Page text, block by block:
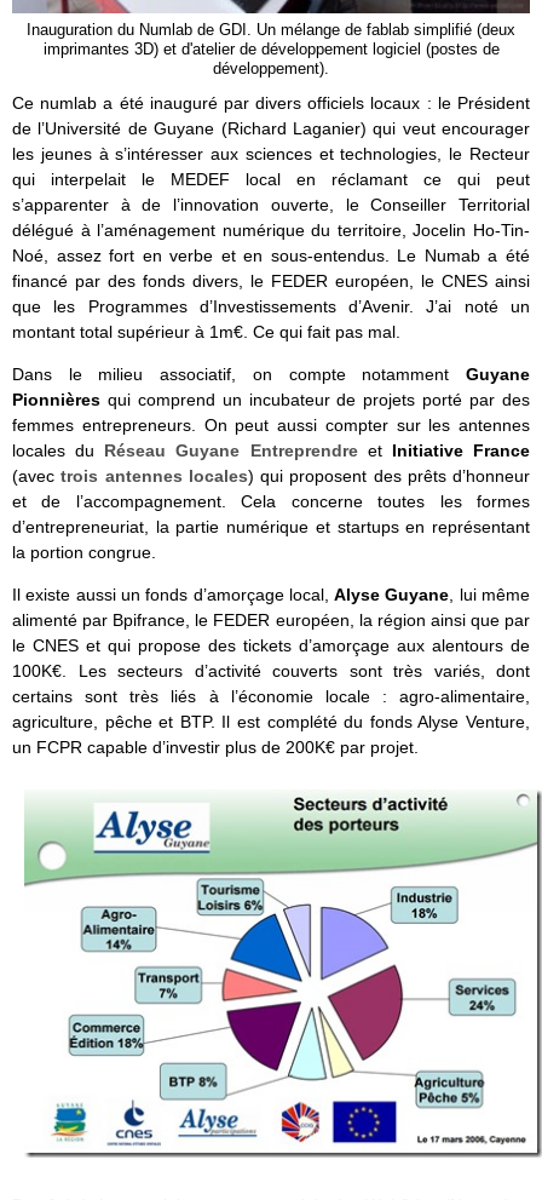
Inauguration du Numlab de GDI. Un mélange de fablab simplifié (deux
imprimantes 3D) et d'atelier de développement logiciel (postes de
développement).
Ce numlab a été inauguré par divers officiels locaux : le Président
de l’Université de Guyane (Richard Laganier) qui veut encourager
les jeunes à s’intéresser aux sciences et technologies, le Recteur
qui interpelait le MEDEF local en réclamant ce qui peut
s’apparenter à de l’innovation ouverte, le Conseiller Territorial
délégué à l’aménagement numérique du territoire, Jocelin Ho-Tin-
Noé, assez fort en verbe et en sous-entendus. Le Numab a été
financé par des fonds divers, le FEDER européen, le CNES ainsi
que les Programmes d’Investissements d’Avenir. J’ai noté un
montant total supérieur à 1m€. Ce qui fait pas mal.
Dans le milieu associatif, on compte notamment Guyane
Pionnières qui comprend un incubateur de projets porté par des
femmes entrepreneurs. On peut aussi compter sur les antennes
locales du Réseau Guyane Entreprendre et Initiative France
(avectrois antennes locales) qui proposent des prêts d’honneur
et de l’accompagnement. Cela concerne toutes les formes
d’entrepreneuriat, la partie numérique et startups en représentant
la portion congrue.
Il existe aussi un fonds d’amorçage local,Alyse Guyane , lui même
alimenté par Bpifrance, le FEDER européen, la région ainsi que par
le CNES et qui propose des tickets d’amorçage aux alentours de
100K€. Les secteurs d’activité couverts sont très variés, dont
certains sont très liés à l’économie locale : agro-alimentaire,
agriculture, pêche et BTP. Il est complété du fonds Alyse Venture,
un FCPR capable d’investir plus de 200K€ par projet.